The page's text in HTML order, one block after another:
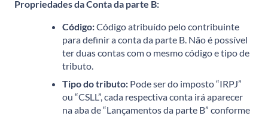
Propriedades da Conta da parte B:
Código:Código atribuído pelo contribuinte
para definir a conta da parte B. Não é possível
ter duas contas com o mesmo código e tipo de
tributo.
Tipo do tributo: Pode ser do imposto “IRPJ”
ou “CSLL”, cada respectiva conta irá aparecer
na aba de “Lançamentos da parte B” conforme